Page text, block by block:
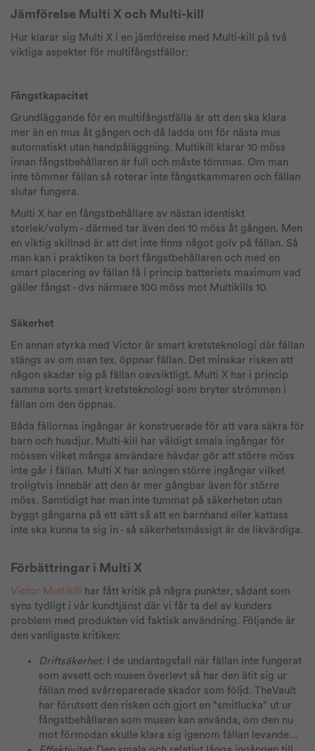
Jämförelse Multi X och Multi-kill
Hur klarar sig Multi X i en jämförelse med Multi-kill på två
viktiga aspekter för multifångstfällor:
Fångstkapacitet
Grundläggande för en multifångstfälla är att den ska klara
mer än en mus åt gången och då ladda om för nästa mus
automatiskt utan handpåläggning. Multikill klarar 10 möss
innan fångstbehållaren är full och måste tömmas. Om man
inte tömmer fällan så roterar inte fångstkammaren och fällan
slutar fungera.
Multi X har en fångstbehållare av nästan identiskt
storlek/volym - därmed tar även den 10 möss åt gången. Men
en viktig skillnad är att det inte finns något golv på fällan. Så
man kan i praktiken ta bort fångstbehållaren och med en
smart placering av fällan få i princip batteriets maximum vad
gäller fångst - dvs närmare 100 möss mot Multikills 10.
Säkerhet
En annan styrka med Victor är smart kretsteknologi där fällan
stängs av om man tex. öppnar fällan. Det minskar risken att
någon skadar sig på fällan oavsiktligt. Multi X har i princip
samma sorts smart kretsteknologi som bryter strömmen i
fällan om den öppnas.
Båda fällornas ingångar är konstruerade för att vara säkra för
barn och husdjur. Multi-kill har väldigt smala ingångar för
mössen vilket många användare hävdar gör att större möss
inte går i fällan. Multi X har aningen större ingångar vilket
troligtvis innebär att den är mer gångbar även för större
möss. Samtidigt har man inte tummat på säkerheten utan
byggt gångarna på ett sätt så att en barnhand eller kattass
inte ska kunna ta sig in - så säkerhetsmässigt är de likvärdiga.
Förbättringar i Multi X
Victor Multikill
har fått kritik på några punkter, sådant som
syns tydligt i vår kundtjänst där vi får ta del av kunders
problem med produkten vid faktisk användning. Följande är
den vanligaste kritiken:
Driftsäkerhet:I de undantagsfall när fällan inte fungerat
som avsett och musen överlevt så har den ätit sig ur
fällan med svårreparerade skador som följd. TheVault
har förutsett den risken och gjort en “smitlucka” ut ur
fångstbehållaren som musen kan använda, om den nu
mot förmodan skulle klara sig igenom fällan levande…